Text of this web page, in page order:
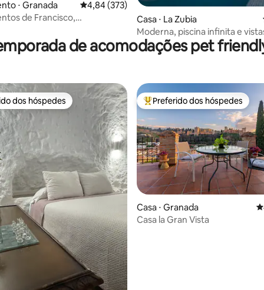
⋅ Granada 4,84 de uma avaliação média de 5, 373
4,84 (373)
de Francisco,
Casa ⋅ La Zubia
Moderna, piscina infinita e
maravilhosas
de acomodações pet
de 5, 844 avaliações
preferidos dos hóspedes
dos hóspedes Entre os melhores preferidos
Preferido dos hóspedes
Casa ⋅ Granada
Casa la Gran Vista